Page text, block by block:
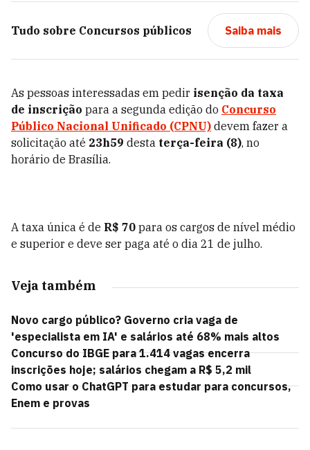
Tudo sobre Concursos públicos Saiba mais
As pessoas interessadas em pedir isenção da taxa
de inscrição para a segunda edição do Concurso
Público Nacional Unificado (CPNU) devem fazer a
solicitação até 23h59 desta terça-feira (8), no
horário de Brasília.
A taxa única é de R$ 70 para os cargos de nível médio
e superior e deve ser paga até o dia 21 de julho.
Veja também
Novo cargo público? Governo cria vaga de
'especialista em IA' e salários até 68% mais altos
Concurso do IBGE para 1.414 vagas encerra
inscrições hoje; salários chegam a R$ 5,2 mil
Como usar o ChatGPT para estudar para concursos,
Enem e provas